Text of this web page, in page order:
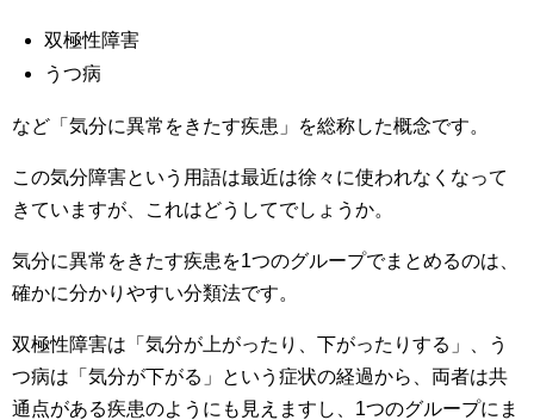
双極性障害
うつ病
など「気分に異常をきたす疾患」を総称した概念です。
この気分障害という用語は最近は徐々に使われなくなって
きていますが、これはどうしてでしょうか。
気分に異常をきたす疾患を1つのグループでまとめるのは、
確かに分かりやすい分類法です。
双極性障害は「気分が上がったり、下がったりする」、う
つ病は「気分が下がる」という症状の経過から、両者は共
通点がある疾患のようにも見えますし、1つのグループにま